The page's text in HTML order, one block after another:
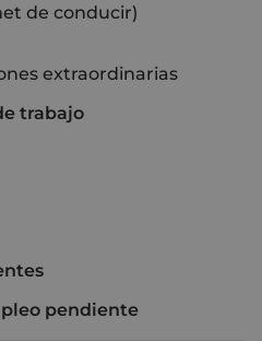
de conducir)
extraordinarias
trabajo
pendiente